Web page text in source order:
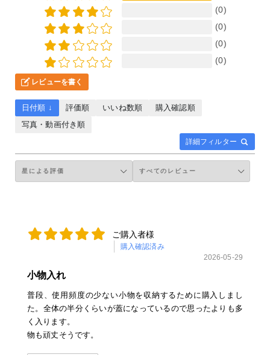
(0)
(0)
(0)
(0)
レビューを書く
詳細フィルター
日付順 ↓ 評価順 いいね数順
購入確認順
写真・動画付き順
ご購入者様
購入確認済み
2026-05-29
小物入れ
普段、使用頻度の少ない小物を収納するために購入しまし
た。全体の半分くらいが蓋になっているので思ったよりも多
く入ります。
物も頑丈そうです。